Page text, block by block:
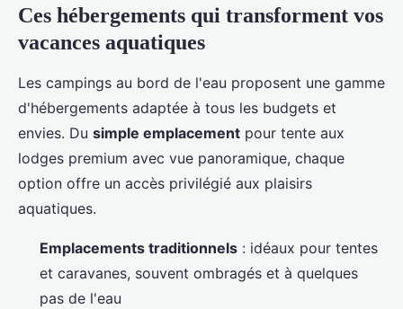
Ces hébergements qui transforment vos
vacances aquatiques
Les campings au bord de l'eau proposent une gamme
d'hébergements adaptée à tous les budgets et
envies. Du simple emplacement pour tente aux
lodges premium avec vue panoramique, chaque
option offre un accès privilégié aux plaisirs
aquatiques.
Emplacements traditionnels : idéaux pour tentes
et caravanes, souvent ombragés et à quelques
pas de l'eau